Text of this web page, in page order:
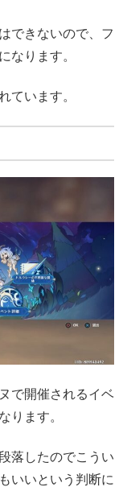
できないので、フ
なります。
ています。
で開催されるイベ
ります。
落したのでこうい
いいという判断に